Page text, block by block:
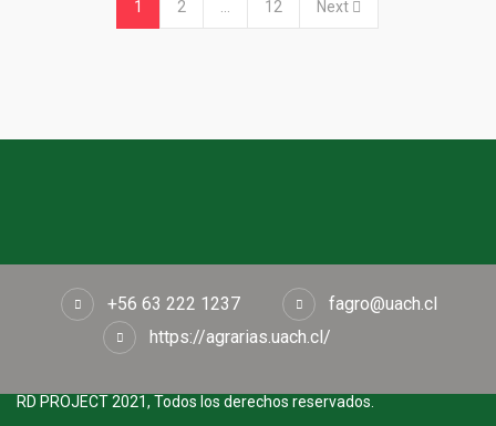
1 2 … 12 Next
+56 63 222 1237
fagro@uach.cl
https://agrarias.uach.cl/
RD PROJECT 2021, Todos los derechos reservados.